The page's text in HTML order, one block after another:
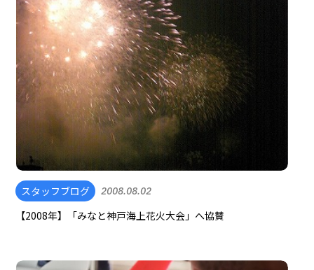
スタッフブログ 2008.08.02
【2008年】「みなと神戸海上花火大会」へ協賛